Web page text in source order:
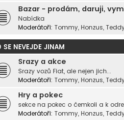
Bazar - prodám, daruji,
Nabídka
Moderátoři: Tommy, Honzus,
SE NEVEJDE JINAM
Srazy a akce
Srazy vozů Fiat, ale nejen jich...
Moderátoři: Tommy, Honzus,
Hry a pokec
sekce na pokec o čemkoli a k
Moderátoři: Tommy, Honzus,